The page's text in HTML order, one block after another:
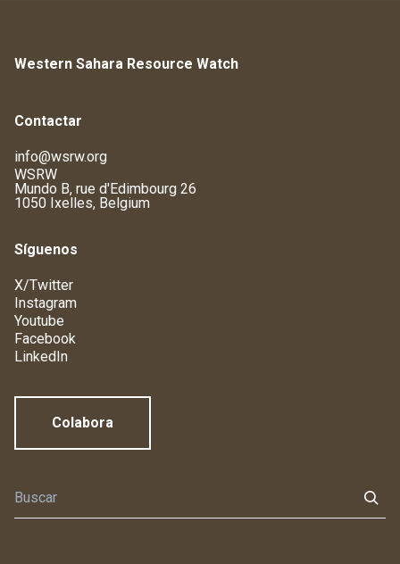
Western Sahara Resource Watch
Contactar
info@wsrw.org
WSRW
Mundo B, rue d'Edimbourg 26
1050 Ixelles, Belgium
Síguenos
X/Twitter
Instagram
Youtube
Facebook
LinkedIn
Colabora